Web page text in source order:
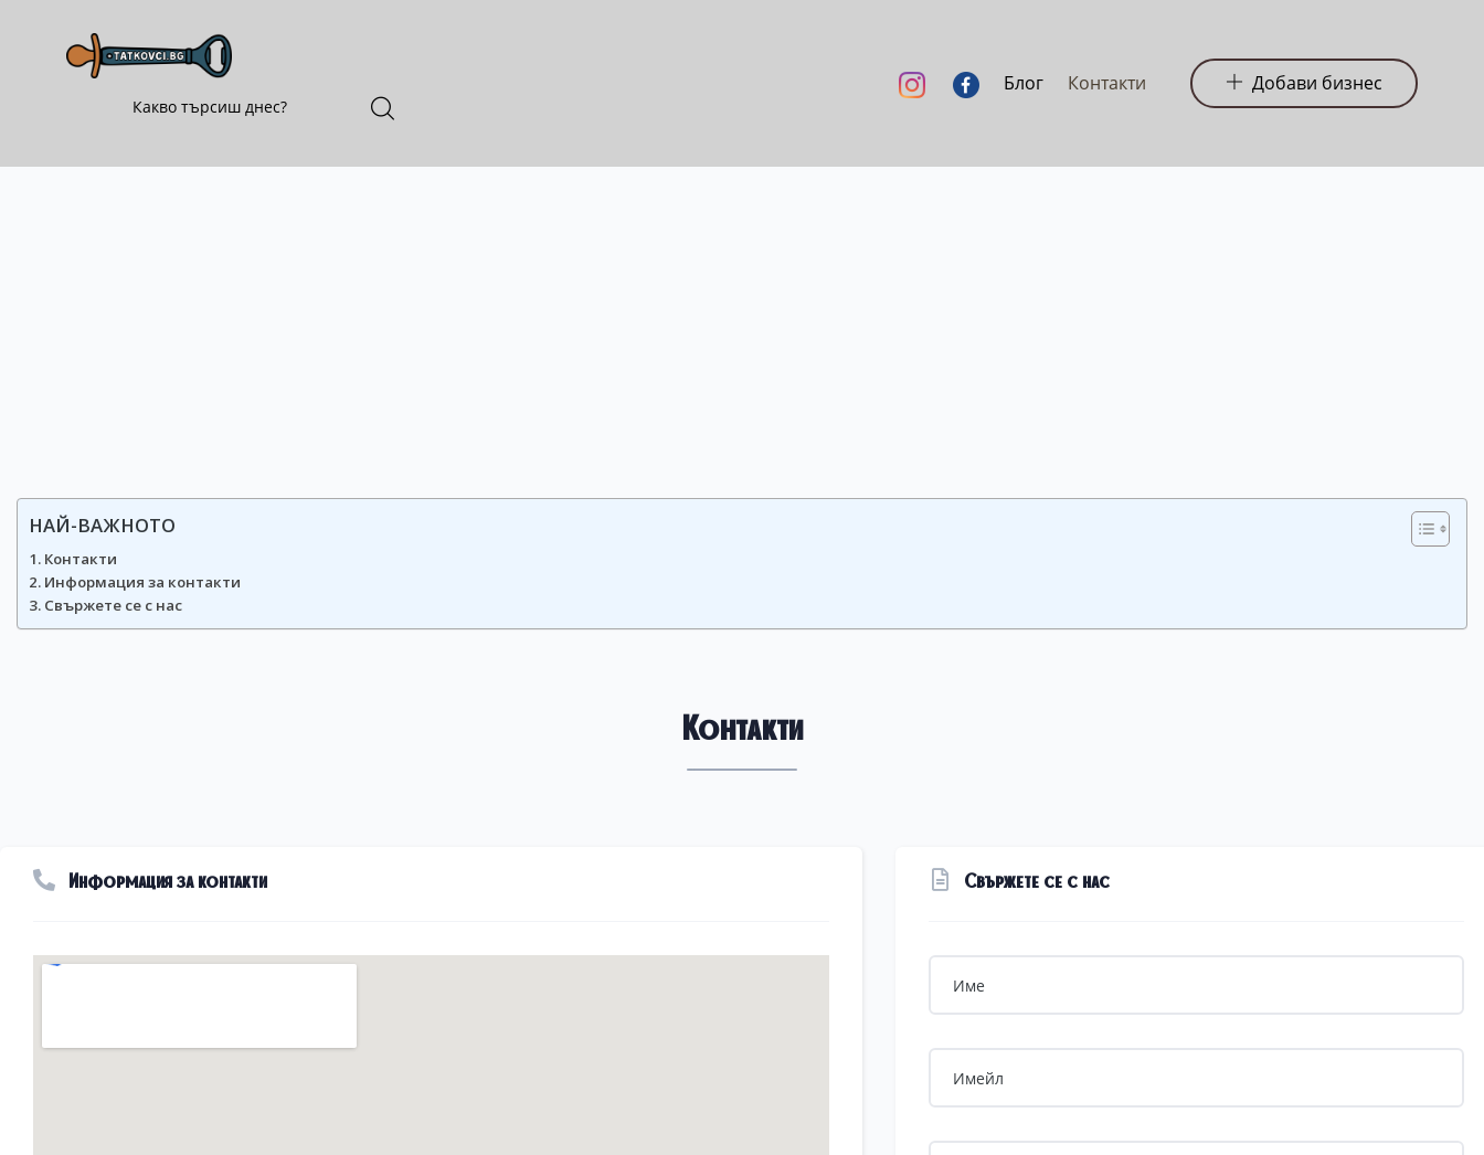
Блог Контакти Добави бизнес
НАЙ-ВАЖНОТО
Контакти
Информация за контакти
Свържете се с нас
Контакти
Информация за контакти Свържете се с нас